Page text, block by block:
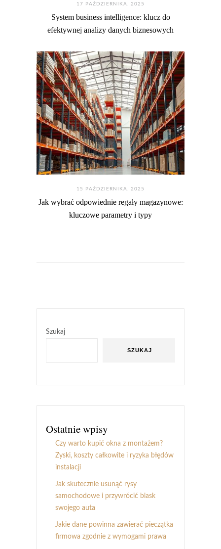
17 PAŹDZIERNIKA. 2025
System business intelligence: klucz do
efektywnej analizy danych biznesowych
15 PAŹDZIERNIKA. 2025
Jak wybrać odpowiednie regały magazynowe:
kluczowe parametry i typy
Szukaj
SZUKAJ
Ostatnie wpisy
Czy warto kupić okna z montażem?
Zyski, koszty całkowite i ryzyka błędów
instalacji
Jak skutecznie usunąć rysy
samochodowe i przywrócić blask
swojego auta
Jakie dane powinna zawierać pieczątka
firmowa zgodnie z wymogami prawa